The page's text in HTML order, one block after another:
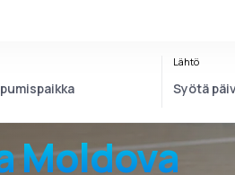
Moldova
Lähtö